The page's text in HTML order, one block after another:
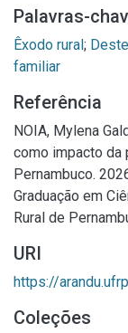
Palavras-
Êxodo rural;
familiar
Referência
NOIA, Mylena
como impacto da
Pernambuco.
Graduação em
Rural de
URI
https://
Coleções